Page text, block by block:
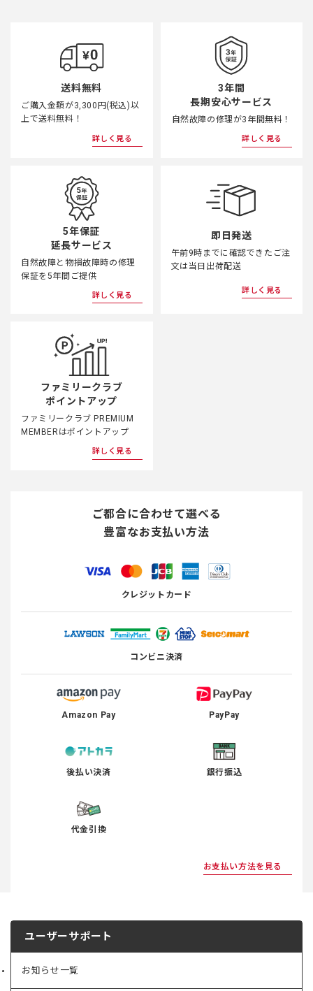
送料無料
ご購入金額が3,300円(税込)以
上で送料無料！
詳しく見る
3年間
長期安心サービス
自然故障の修理が3年間無料！
詳しく見る
5年保証
延長サービス
自然故障と物損故障時の修理
保証を5年間ご提供
詳しく見る
即日発送
午前9時までに確認できたご注
文は当日出荷配送
詳しく見る
ファミリークラブ
ポイントアップ
ファミリークラブ PREMIUM
MEMBERはポイントアップ
詳しく見る
ご都合に合わせて選べる
豊富なお支払い方法
クレジットカード
コンビニ決済
Amazon Pay PayPay
後払い決済 銀行振込
代金引換
お支払い方法を見る
ユーザーサポート
お知らせ一覧